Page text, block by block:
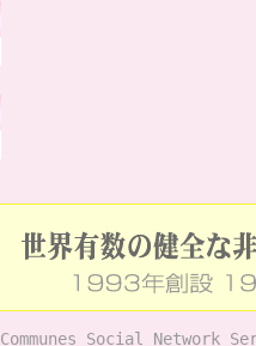
Communes Social Network